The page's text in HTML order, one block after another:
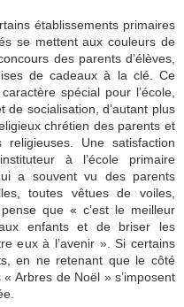
établissements primaires
se mettent aux couleurs de
des parents d’élèves,
de cadeaux à la clé. Ce
spécial pour l’école,
de socialisation, d’autant plus
chrétien des parents et
Une satisfaction
à l’école primaire
a souvent vu des parents
toutes vêtues de voiles,
que « c’est le meilleur
enfants et de briser les
eux à l’avenir ». Si certains
en ne retenant que le côté
Arbres de Noël » s’imposent